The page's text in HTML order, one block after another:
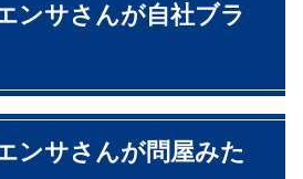
ンサさんが自社ブラ
ンサさんが問屋みた